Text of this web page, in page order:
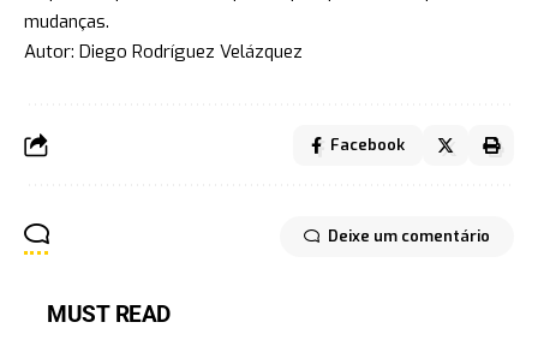
mudanças.
Autor: Diego Rodríguez Velázquez
Facebook
Deixe um comentário
MUST READ